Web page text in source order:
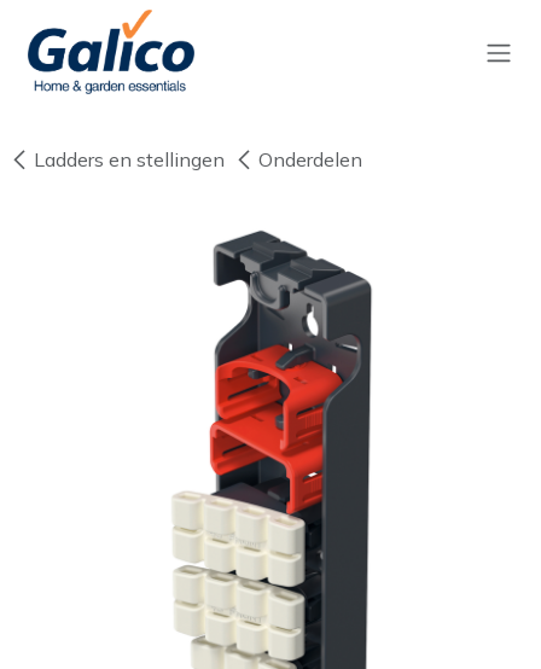
Overslaan naar inhoud
Ladders en stellingen Onderdelen